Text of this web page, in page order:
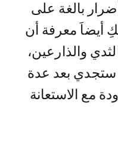
بالغة على
أيضاَ معرفة أن
والذارعين،
ستجدي بعد عدة
مع الاستعانة